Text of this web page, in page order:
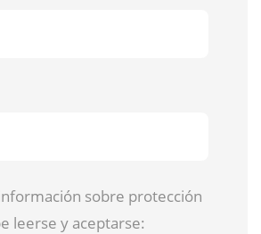
sobre protección
leerse y aceptarse: